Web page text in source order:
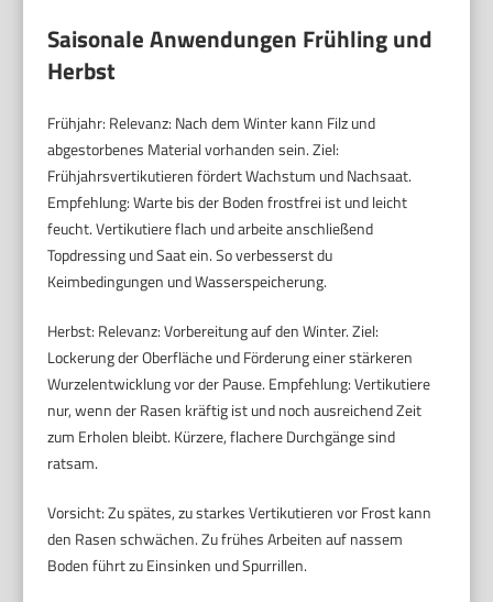
Saisonale Anwendungen Frühling und
Herbst
Frühjahr: Relevanz: Nach dem Winter kann Filz und
abgestorbenes Material vorhanden sein. Ziel:
Frühjahrsvertikutieren fördert Wachstum und Nachsaat.
Empfehlung: Warte bis der Boden frostfrei ist und leicht
feucht. Vertikutiere flach und arbeite anschließend
Topdressing und Saat ein. So verbesserst du
Keimbedingungen und Wasserspeicherung.
Herbst: Relevanz: Vorbereitung auf den Winter. Ziel:
Lockerung der Oberfläche und Förderung einer stärkeren
Wurzelentwicklung vor der Pause. Empfehlung: Vertikutiere
nur, wenn der Rasen kräftig ist und noch ausreichend Zeit
zum Erholen bleibt. Kürzere, flachere Durchgänge sind
ratsam.
Vorsicht: Zu spätes, zu starkes Vertikutieren vor Frost kann
den Rasen schwächen. Zu frühes Arbeiten auf nassem
Boden führt zu Einsinken und Spurrillen.